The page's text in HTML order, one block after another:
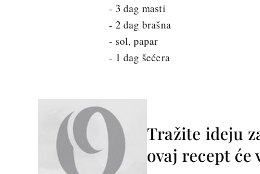
- 3 dag masti
- 2 dag brašna
- sol, papar
- 1 dag šećera
Tražite ideju
ovaj recept će